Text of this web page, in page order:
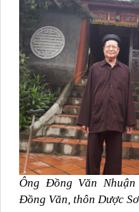
Ông Đồng Văn
Đồng Văn, thôn Dược